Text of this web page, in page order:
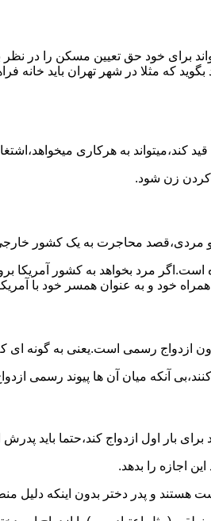
برای خود حق تعیین مسکن را در نظر
که مثلا در شهر تهران باید خانه
کند،میتواند به هرکاری
کردن زن شود.
و مردی،قصد محاجرت به یک کشور خارجی
است.اگر مرد بخواهد به کشور
همراه خود و به عنوان همسر خود با
ازدواج رسمی است.یعنی به گونه
آنکه میان آن ها پیوند رسمی
بار اول ازدواج کند،حتما باید پدرش
اجازه را بدهد.
هستند و پدر دختر بدون اینکه دلیل